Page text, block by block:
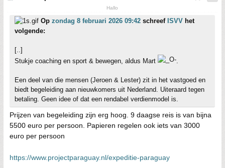
Hallo
Op zondag 8 februari 2026 09:42 schreef ISVV het
volgende:
[..]
Stukje coaching en sport & bewegen, aldus Mart
.
Een deel van die mensen (Jeroen & Lester) zit in het vastgoed en
biedt begeleiding aan nieuwkomers uit Nederland. Uiteraard tegen
betaling. Geen idee of dat een rendabel verdienmodel is.
Prijzen van begeleiding zijn erg hoog. 9 daagse reis is van bijna
5500 euro per persoon. Papieren regelen ook iets van 3000
euro per persoon
https://www.projectparaguay.nl/expeditie-paraguay